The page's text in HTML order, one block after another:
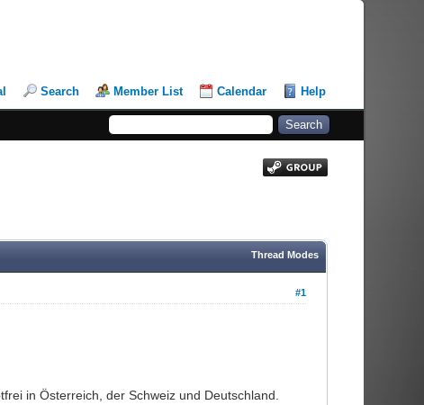
Search Member List Calendar Help
Thread Modes
#1
in Österreich, der Schweiz und Deutschland.